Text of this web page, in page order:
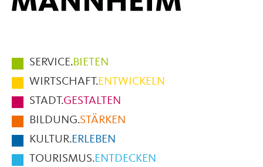
Hauptmenüpunkte
im
Fußbereich
der
Seite
SERVICE.BIETEN
WIRTSCHAFT.ENTWICKELN
STADT.GESTALTEN
BILDUNG.STÄRKEN
KULTUR.ERLEBEN
TOURISMUS.ENTDECKEN